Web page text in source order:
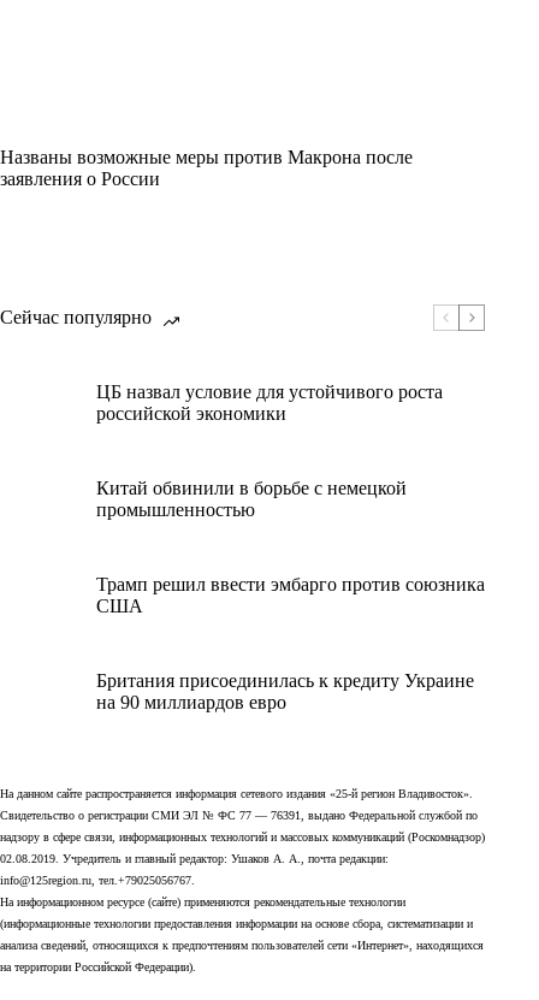
Названы возможные меры против Макрона после
заявления о России
Сейчас популярно
ЦБ назвал условие для устойчивого роста
российской экономики
Китай обвинили в борьбе с немецкой
промышленностью
Трамп решил ввести эмбарго против союзника
США
Британия присоединилась к кредиту Украине
на 90 миллиардов евро
На данном сайте распространяется информация сетевого издания «25-й регион Владивосток».
Свидетельство о регистрации СМИ ЭЛ № ФС 77 — 76391, выдано Федеральной службой по
надзору в сфере связи, информационных технологий и массовых коммуникаций (Роскомнадзор)
02.08.2019. Учредитель и главный редактор: Ушаков А. А., почта редакции:
info@125region.ru, тел.+79025056767.
На информационном ресурсе (сайте) применяются рекомендательные технологии
(информационные технологии предоставления информации на основе сбора, систематизации и
анализа сведений, относящихся к предпочтениям пользователей сети «Интернет», находящихся
на территории Российской Федерации).